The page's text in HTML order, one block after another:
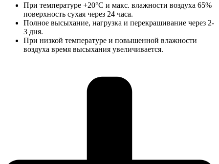
При температуре +20°C и макс. влажности воздуха 65%
поверхность сухая через 24 часа.
Полное высыхание, нагрузка и перекрашивание через 2-
3 дня.
При низкой температуре и повышенной влажности
воздуха время высыхания увеличивается.